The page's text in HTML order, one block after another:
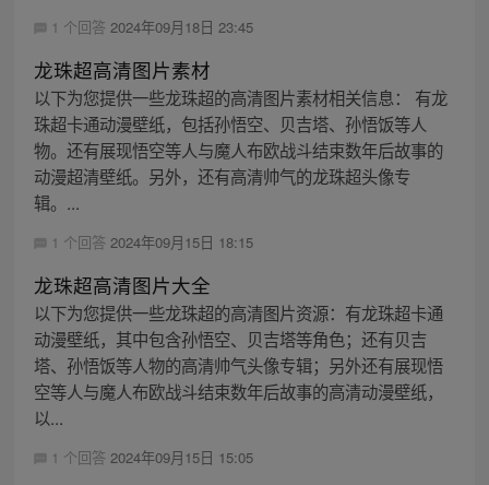
1 个回答 2024年09月18日 23:45
龙珠超高清图片素材
以下为您提供一些龙珠超的高清图片素材相关信息： 有龙
珠超卡通动漫壁纸，包括孙悟空、贝吉塔、孙悟饭等人
物。还有展现悟空等人与魔人布欧战斗结束数年后故事的
动漫超清壁纸。另外，还有高清帅气的龙珠超头像专
辑。...
1 个回答 2024年09月15日 18:15
龙珠超高清图片大全
以下为您提供一些龙珠超的高清图片资源：有龙珠超卡通
动漫壁纸，其中包含孙悟空、贝吉塔等角色；还有贝吉
塔、孙悟饭等人物的高清帅气头像专辑；另外还有展现悟
空等人与魔人布欧战斗结束数年后故事的高清动漫壁纸，
以...
1 个回答 2024年09月15日 15:05